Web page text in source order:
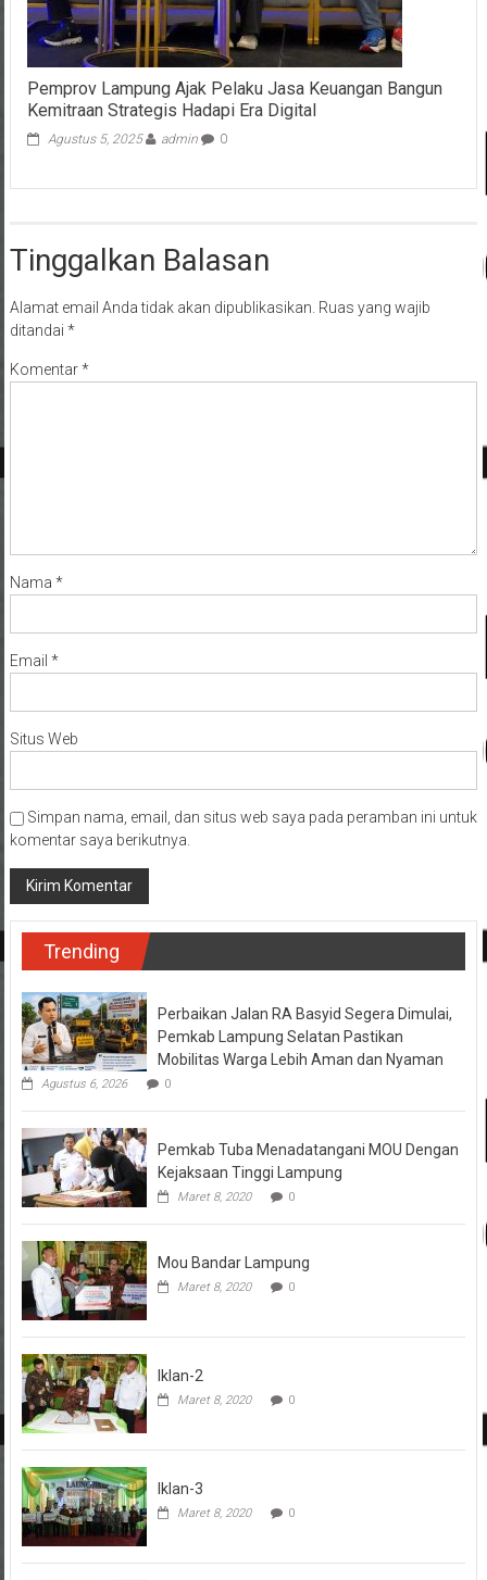
Pemprov Lampung Ajak Pelaku Jasa Keuangan Bangun
Kemitraan Strategis Hadapi Era Digital
Agustus 5, 2025 admin 0
Tinggalkan Balasan
Alamat email Anda tidak akan dipublikasikan. Ruas yang wajib
ditandai *
Komentar*
Nama *
Email *
Situs Web
Simpan nama, email, dan situs web saya pada peramban ini untuk
komentar saya berikutnya.
Trending
Perbaikan Jalan RA Basyid Segera Dimulai,
Pemkab Lampung Selatan Pastikan
Mobilitas Warga Lebih Aman dan Nyaman
Agustus 6, 2026 0
Pemkab Tuba Menadatangani MOU Dengan
Kejaksaan Tinggi Lampung
Maret 8, 2020 0
Mou Bandar Lampung
Maret 8, 2020 0
Iklan-2
Maret 8, 2020 0
Iklan-3
Maret 8, 2020 0